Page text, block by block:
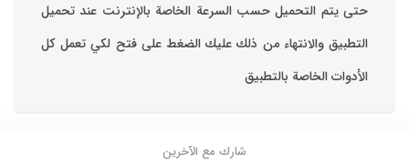
حتى يتم التحميل حسب السرعة الخاصة بالإنترنت ‏عند تحميل
التطبيق والانتهاء من ذلك عليك الضغط على فتح لكي تعمل كل
الأدوات الخاصة بالتطبيق
شارك مع الآخرين